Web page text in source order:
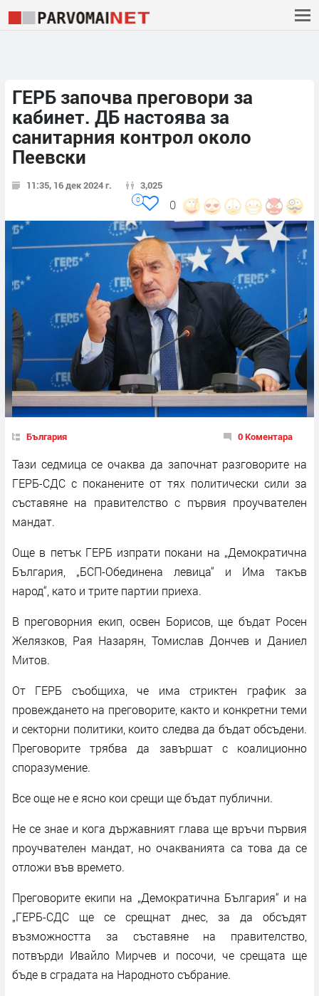
ГЕРБ започва преговори за
кабинет. ДБ настоява за
санитарния контрол около
Пеевски
11:35, 16 дек 2024 г. 3,025
0
0
България 0 Коментара
Тази седмица се очаква да започнат разговорите на
ГЕРБ-СДС с поканените от тях политически сили за
съставяне на правителство с първия проучвателен
мандат.
Още в петък ГЕРБ изпрати покани на „Демократична
България, „БСП-Обединена левица“ и Има такъв
народ“, като и трите партии приеха.
В преговорния екип, освен Борисов, ще бъдат Росен
Желязков, Рая Назарян, Томислав Дончев и Даниел
Митов.
От ГЕРБ съобщиха, че има стриктен график за
провеждането на преговорите, както и конкретни теми
и секторни политики, които следва да бъдат обсъдени.
Преговорите трябва да завършат с коалиционно
споразумение.
Все още не е ясно кои срещи ще бъдат публични.
Не се знае и кога държавният глава ще връчи първия
проучвателен мандат, но очакванията са това да се
отложи във времето.
Преговорите екипи на „Демократична България“ и на
„ГЕРБ-СДС ще се срещнат днес, за да обсъдят
възможността за съставяне на правителство,
потвърди Ивайло Мирчев и посочи, че срещата ще
бъде в сградата на Народното събрание.